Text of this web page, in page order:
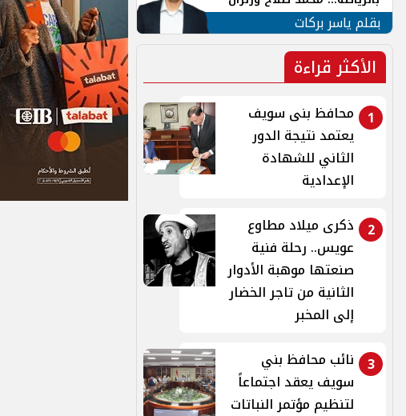
الهوية في الشارع التركي
بقلم ياسر بركات
الأكثر قراءة
1
محافظ بنى سويف
يعتمد نتيجة الدور
الثاني للشهادة
الإعدادية
2
ذكرى ميلاد مطاوع
عويس.. رحلة فنية
صنعتها موهبة الأدوار
الثانية من تاجر الخضار
إلى المخبر
3 نائب محافظ بني
سويف يعقد اجتماعاً
لتنظيم مؤتمر النباتات